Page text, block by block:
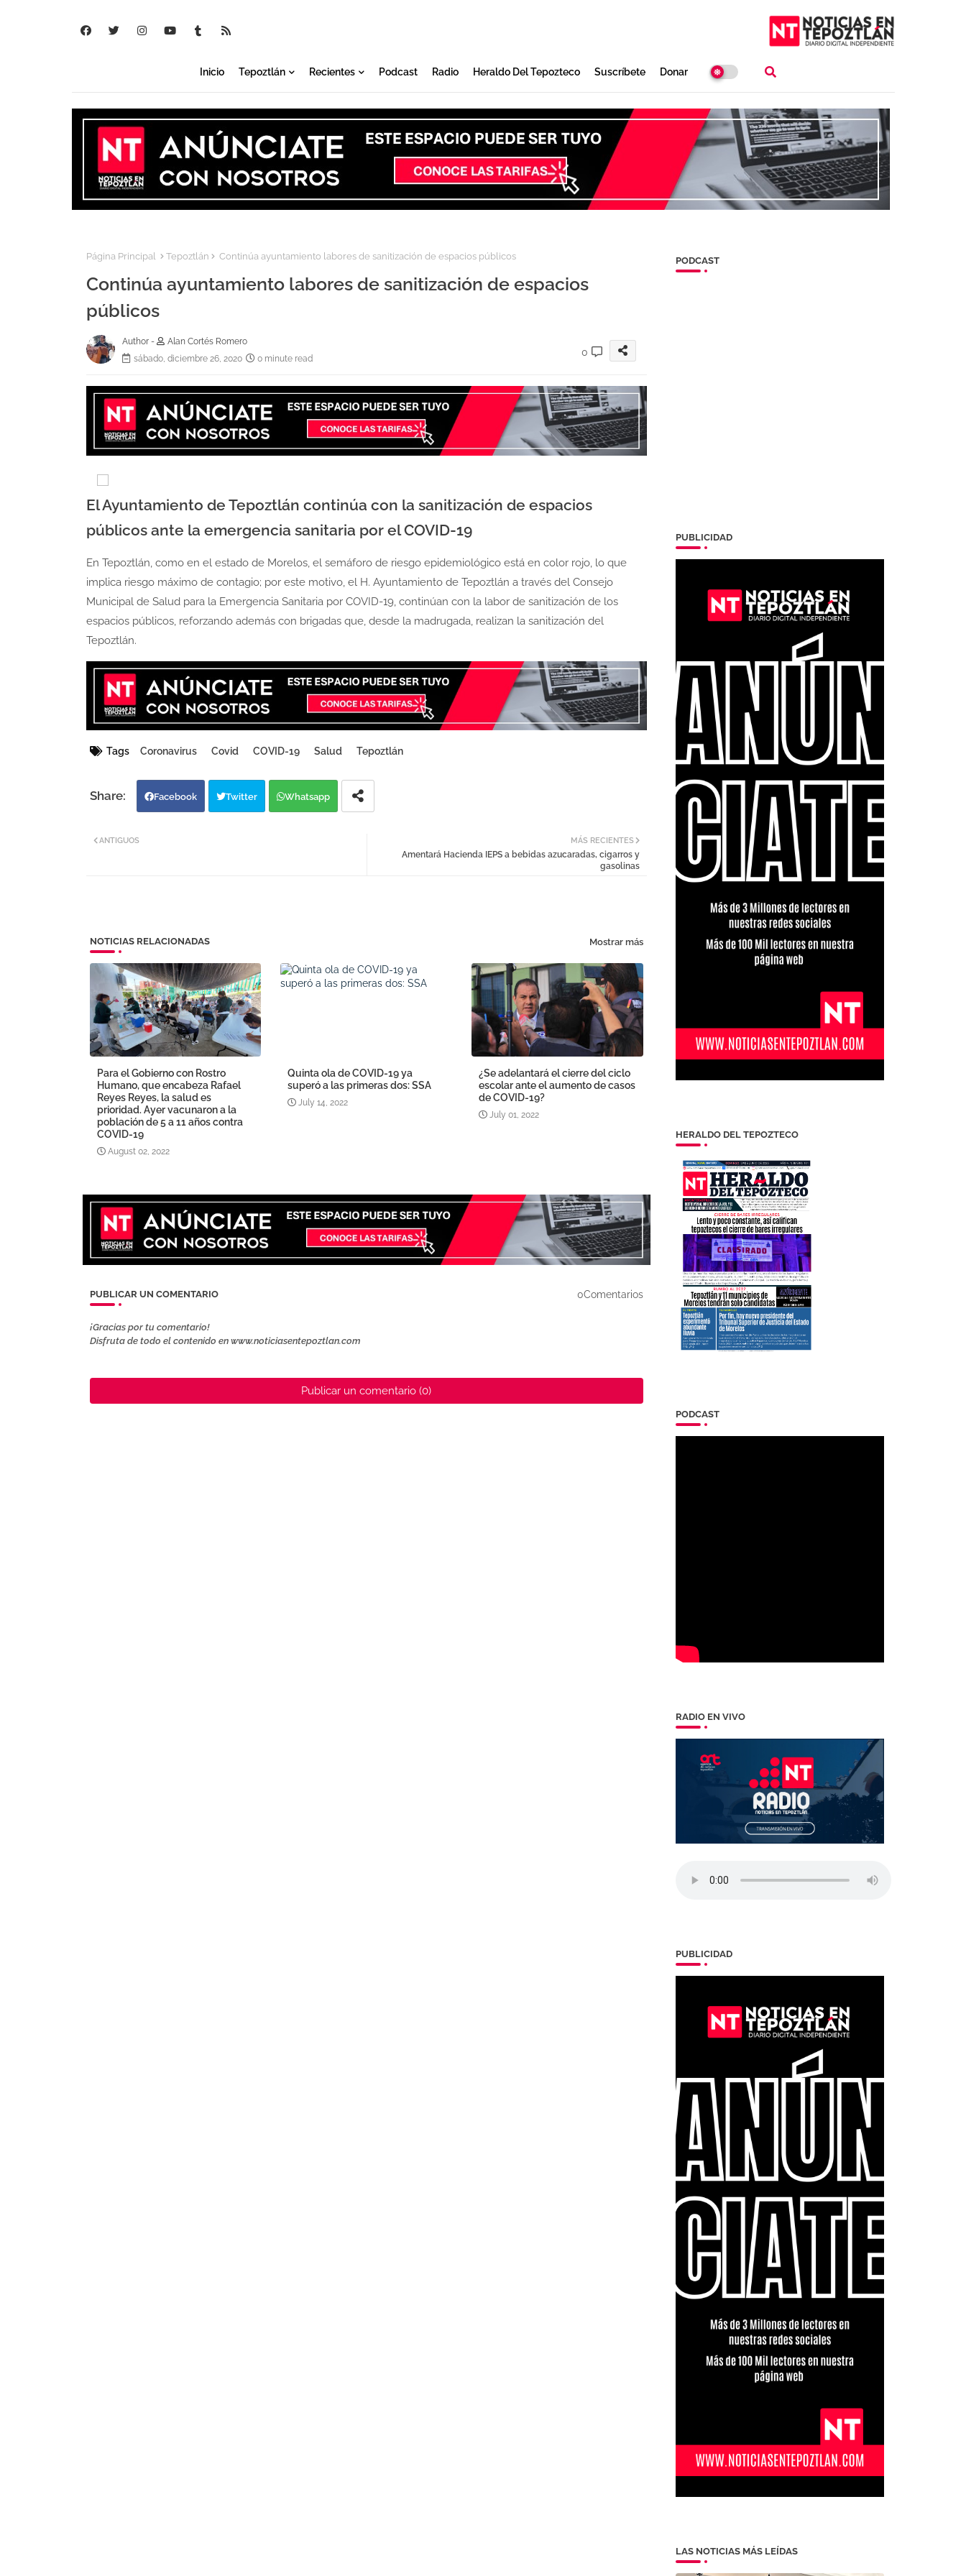
Inicio Tepoztlán Recientes Podcast Radio Heraldo Del Tepozteco Suscríbete Donar
Página Principal Tepoztlán Continúa ayuntamiento labores de sanitización de espacios públicos
Continúa ayuntamiento labores de sanitización de espacios
públicos
Author -
Alan Cortés Romero
sábado, diciembre 26, 2020
0 minute read
0
El Ayuntamiento de Tepoztlán continúa con la sanitización de espacios
públicos ante la emergencia sanitaria por el COVID-19
En Tepoztlán, como en el estado de Morelos, el semáforo de riesgo epidemiológico está en color rojo, lo que
implica riesgo máximo de contagio; por este motivo, el H. Ayuntamiento de Tepoztlán a través del Consejo
Municipal de Salud para la Emergencia Sanitaria por COVID-19, continúan con la labor de sanitización de los
espacios públicos, reforzando además con brigadas que, desde la madrugada, realizan la sanitización del
Tepoztlán.
Tags Coronavirus Covid COVID-19 Salud Tepoztlán
Facebook Twitter Whatsapp
MÁS RECIENTES
Amentará Hacienda IEPS a bebidas azucaradas, cigarros y
gasolinas
ANTIGUOS
NOTICIAS RELACIONADAS Mostrar más
Para el Gobierno con Rostro
Humano, que encabeza Rafael
Reyes Reyes, la salud es
prioridad. Ayer vacunaron a la
población de 5 a 11 años contra
COVID-19
August 02, 2022
Quinta ola de COVID-19 ya
superó a las primeras dos: SSA
July 14, 2022
¿Se adelantará el cierre del ciclo
escolar ante el aumento de casos
de COVID-19?
July 01, 2022
PUBLICAR UN COMENTARIO 0Comentarios
¡Gracias por tu comentario!
Disfruta de todo el contenido en www.noticiasentepoztlan.com
Publicar un comentario (0)
PODCAST
PUBLICIDAD
HERALDO DEL TEPOZTECO
PODCAST
RADIO EN VIVO
PUBLICIDAD
LAS NOTICIAS MÁS LEÍDAS